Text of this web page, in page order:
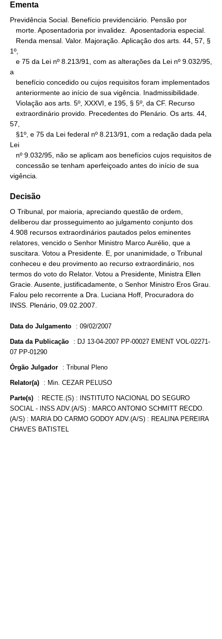
Ementa
Previdência Social. Benefício previdenciário. Pensão por
1º,
a
57,
Lei
vigência.
Decisão
O Tribunal, por maioria, apreciando questão de ordem,
deliberou dar prosseguimento ao julgamento conjunto dos
4.908 recursos extraordinários pautados pelos eminentes
relatores, vencido o Senhor Ministro Marco Aurélio, que a
suscitara. Votou a Presidente. E, por unanimidade, o Tribunal
conheceu e deu provimento ao recurso extraordinário, nos
termos do voto do Relator. Votou a Presidente, Ministra Ellen
Gracie. Ausente, justificadamente, o Senhor Ministro Eros Grau.
Falou pelo recorrente a Dra. Luciana Hoff, Procuradora do
INSS. Plenário, 09.02.2007.
Data do Julgamento : 09/02/2007
Data da Publicação : DJ 13-04-2007 PP-00027 EMENT VOL-02271-
07 PP-01290
Órgão Julgador : Tribunal Pleno
Relator(a) : Min. CEZAR PELUSO
Parte(s) : RECTE.(S) : INSTITUTO NACIONAL DO SEGURO
SOCIAL - INSS ADV.(A/S) : MARCO ANTONIO SCHMITT RECDO.
(A/S) : MARIA DO CARMO GODOY ADV.(A/S) : REALINA PEREIRA
CHAVES BATISTEL